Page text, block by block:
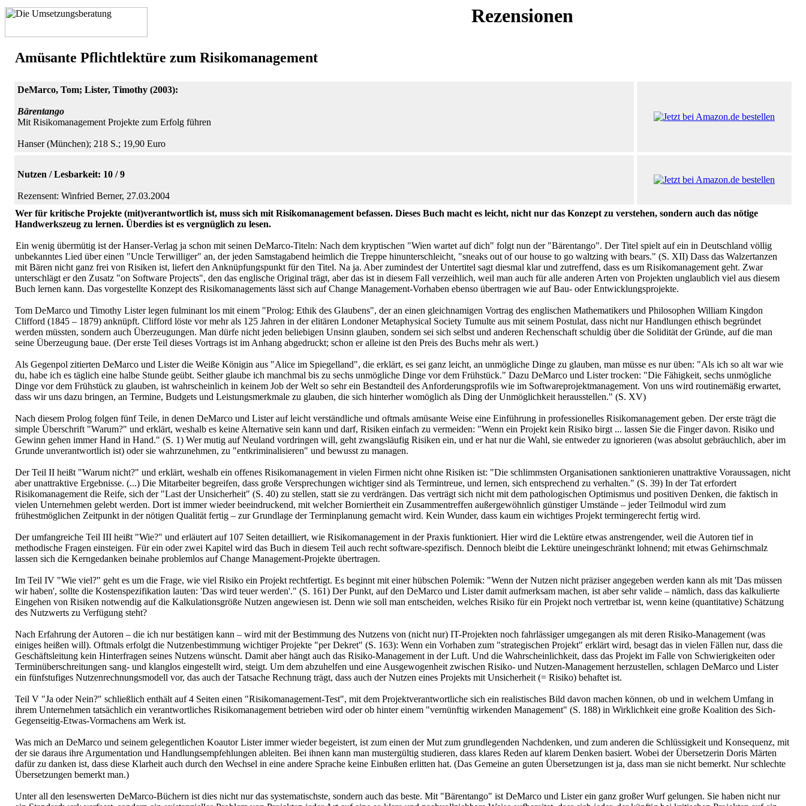
Rezensionen
Amüsante Pflichtlektüre zum Risikomanagement
DeMarco, Tom; Lister, Timothy (2003):
Bärentango
Mit Risikomanagement Projekte zum Erfolg führen
Hanser (München); 218 S.; 19,90 Euro
Nutzen / Lesbarkeit: 10 / 9
Rezensent: Winfried Berner, 27.03.2004
Wer für kritische Projekte (mit)verantwortlich ist, muss sich mit Risikomanagement befassen. Dieses Buch macht es leicht, nicht nur das Konzept zu verstehen, sondern auch das nötige
Handwerkszeug zu lernen. Überdies ist es vergnüglich zu lesen.
Ein wenig übermütig ist der Hanser-Verlag ja schon mit seinen DeMarco-Titeln: Nach dem kryptischen "Wien wartet auf dich" folgt nun der "Bärentango". Der Titel spielt auf ein in Deutschland völlig
unbekanntes Lied über einen "Uncle Terwilliger" an, der jeden Samstagabend heimlich die Treppe hinunterschleicht, "sneaks out of our house to go waltzing with bears." (S. XII) Dass das Walzertanzen
mit Bären nicht ganz frei von Risiken ist, liefert den Anknüpfungspunkt für den Titel. Na ja. Aber zumindest der Untertitel sagt diesmal klar und zutreffend, dass es um Risikomanagement geht. Zwar
unterschlägt er den Zusatz "on Software Projects", den das englische Original trägt, aber das ist in diesem Fall verzeihlich, weil man auch für alle anderen Arten von Projekten unglaublich viel aus diesem
Buch lernen kann. Das vorgestellte Konzept des Risikomanagements lässt sich auf Change Management-Vorhaben ebenso übertragen wie auf Bau- oder Entwicklungsprojekte.
Tom DeMarco und Timothy Lister legen fulminant los mit einem "Prolog: Ethik des Glaubens", der an einen gleichnamigen Vortrag des englischen Mathematikers und Philosophen William Kingdon
Clifford (1845 – 1879) anknüpft. Clifford löste vor mehr als 125 Jahren in der elitären Londoner Metaphysical Society Tumulte aus mit seinem Postulat, dass nicht nur Handlungen ethisch begründet
werden müssten, sondern auch Überzeugungen. Man dürfe nicht jeden beliebigen Unsinn glauben, sondern sei sich selbst und anderen Rechenschaft schuldig über die Solidität der Gründe, auf die man
seine Überzeugung baue. (Der erste Teil dieses Vortrags ist im Anhang abgedruckt; schon er alleine ist den Preis des Buchs mehr als wert.)
Als Gegenpol zitierten DeMarco und Lister die Weiße Königin aus "Alice im Spiegelland", die erklärt, es sei ganz leicht, an unmögliche Dinge zu glauben, man müsse es nur üben: "Als ich so alt war wie
du, habe ich es täglich eine halbe Stunde geübt. Seither glaube ich manchmal bis zu sechs unmögliche Dinge vor dem Frühstück." Dazu DeMarco und Lister trocken: "Die Fähigkeit, sechs unmögliche
Dinge vor dem Frühstück zu glauben, ist wahrscheinlich in keinem Job der Welt so sehr ein Bestandteil des Anforderungsprofils wie im Softwareprojektmanagement. Von uns wird routinemäßig erwartet,
dass wir uns dazu bringen, an Termine, Budgets und Leistungsmerkmale zu glauben, die sich hinterher womöglich als Ding der Unmöglichkeit herausstellen." (S. XV)
Nach diesem Prolog folgen fünf Teile, in denen DeMarco und Lister auf leicht verständliche und oftmals amüsante Weise eine Einführung in professionelles Risikomanagement geben. Der erste trägt die
simple Überschrift "Warum?" und erklärt, weshalb es keine Alternative sein kann und darf, Risiken einfach zu vermeiden: "Wenn ein Projekt kein Risiko birgt ... lassen Sie die Finger davon. Risiko und
Gewinn gehen immer Hand in Hand." (S. 1) Wer mutig auf Neuland vordringen will, geht zwangsläufig Risiken ein, und er hat nur die Wahl, sie entweder zu ignorieren (was absolut gebräuchlich, aber im
Grunde unverantwortlich ist) oder sie wahrzunehmen, zu "entkriminalisieren" und bewusst zu managen.
Der Teil II heißt "Warum nicht?" und erklärt, weshalb ein offenes Risikomanagement in vielen Firmen nicht ohne Risiken ist: "Die schlimmsten Organisationen sanktionieren unattraktive Voraussagen, nicht
aber unattraktive Ergebnisse. (...) Die Mitarbeiter begreifen, dass große Versprechungen wichtiger sind als Termintreue, und lernen, sich entsprechend zu verhalten." (S. 39) In der Tat erfordert
Risikomanagement die Reife, sich der "Last der Unsicherheit" (S. 40) zu stellen, statt sie zu verdrängen. Das verträgt sich nicht mit dem pathologischen Optimismus und positiven Denken, die faktisch in
vielen Unternehmen gelebt werden. Dort ist immer wieder beeindruckend, mit welcher Borniertheit ein Zusammentreffen außergewöhnlich günstiger Umstände – jeder Teilmodul wird zum
frühestmöglichen Zeitpunkt in der nötigen Qualität fertig – zur Grundlage der Terminplanung gemacht wird. Kein Wunder, dass kaum ein wichtiges Projekt termingerecht fertig wird.
Der umfangreiche Teil III heißt "Wie?" und erläutert auf 107 Seiten detailliert, wie Risikomanagement in der Praxis funktioniert. Hier wird die Lektüre etwas anstrengender, weil die Autoren tief in
methodische Fragen einsteigen. Für ein oder zwei Kapitel wird das Buch in diesem Teil auch recht software-spezifisch. Dennoch bleibt die Lektüre uneingeschränkt lohnend; mit etwas Gehirnschmalz
lassen sich die Kerngedanken beinahe problemlos auf Change Management-Projekte übertragen.
Im Teil IV "Wie viel?" geht es um die Frage, wie viel Risiko ein Projekt rechtfertigt. Es beginnt mit einer hübschen Polemik: "Wenn der Nutzen nicht präziser angegeben werden kann als mit 'Das müssen
wir haben', sollte die Kostenspezifikation lauten: 'Das wird teuer werden'." (S. 161) Der Punkt, auf den DeMarco und Lister damit aufmerksam machen, ist aber sehr valide – nämlich, dass das kalkulierte
Eingehen von Risiken notwendig auf die Kalkulationsgröße Nutzen angewiesen ist. Denn wie soll man entscheiden, welches Risiko für ein Projekt noch vertretbar ist, wenn keine (quantitative) Schätzung
des Nutzwerts zu Verfügung steht?
Nach Erfahrung der Autoren – die ich nur bestätigen kann – wird mit der Bestimmung des Nutzens von (nicht nur) IT-Projekten noch fahrlässiger umgegangen als mit deren Risiko-Management (was
einiges heißen will). Oftmals erfolgt die Nutzenbestimmung wichtiger Projekte "per Dekret" (S. 163): Wenn ein Vorhaben zum "strategischen Projekt" erklärt wird, besagt das in vielen Fällen nur, dass die
Geschäftsleitung kein Hinterfragen seines Nutzens wünscht. Damit aber hängt auch das Risiko-Management in der Luft. Und die Wahrscheinlichkeit, dass das Projekt im Falle von Schwierigkeiten oder
Terminüberschreitungen sang- und klanglos eingestellt wird, steigt. Um dem abzuhelfen und eine Ausgewogenheit zwischen Risiko- und Nutzen-Management herzustellen, schlagen DeMarco und Lister
ein fünfstufiges Nutzenrechnungsmodell vor, das auch der Tatsache Rechnung trägt, dass auch der Nutzen eines Projekts mit Unsicherheit (= Risiko) behaftet ist.
Teil V "Ja oder Nein?" schließlich enthält auf 4 Seiten einen "Risikomanagement-Test", mit dem Projektverantwortliche sich ein realistisches Bild davon machen können, ob und in welchem Umfang in
ihrem Unternehmen tatsächlich ein verantwortliches Risikomanagement betrieben wird oder ob hinter einem "vernünftig wirkenden Management" (S. 188) in Wirklichkeit eine große Koalition des Sich-
Gegenseitig-Etwas-Vormachens am Werk ist.
Was mich an DeMarco und seinem gelegentlichen Koautor Lister immer wieder begeistert, ist zum einen der Mut zum grundlegenden Nachdenken, und zum anderen die Schlüssigkeit und Konsequenz, mit
der sie daraus ihre Argumentation und Handlungsempfehlungen ableiten. Bei ihnen kann man mustergültig studieren, dass klares Reden auf klarem Denken basiert. Wobei der Übersetzerin Doris Märten
dafür zu danken ist, dass diese Klarheit auch durch den Wechsel in eine andere Sprache keine Einbußen erlitten hat. (Das Gemeine an guten Übersetzungen ist ja, dass man sie nicht bemerkt. Nur schlechte
Übersetzungen bemerkt man.)
Unter all den lesenswerten DeMarco-Büchern ist dies nicht nur das systematischste, sondern auch das beste. Mit "Bärentango" ist DeMarco und Lister ein ganz großer Wurf gelungen. Sie haben nicht nur